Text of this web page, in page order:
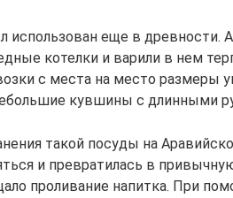
использован еще в древности.
котелки и варили в нем
с места на место размеры
кувшины с длинными
такой посуды на
и превратилась в
проливание напитка. При